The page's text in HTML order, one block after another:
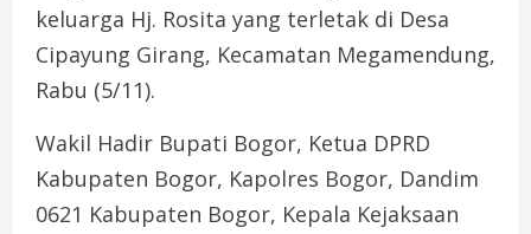
keluarga Hj. Rosita yang terletak di Desa
Cipayung Girang, Kecamatan Megamendung,
Rabu (5/11).
Wakil Hadir Bupati Bogor, Ketua DPRD
Kabupaten Bogor, Kapolres Bogor, Dandim
0621 Kabupaten Bogor, Kepala Kejaksaan